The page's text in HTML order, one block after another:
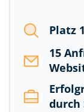
Platz
15
durch